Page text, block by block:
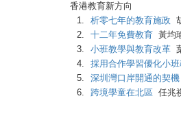
香港教育新方向
1.
析零七年的教育施政
2.
十二年免費教育 黃均
3.
小班教學與教育改革
4.
採用合作學習優化小
5.
深圳灣口岸開通的契機
6.
跨境學童在北區 任兆